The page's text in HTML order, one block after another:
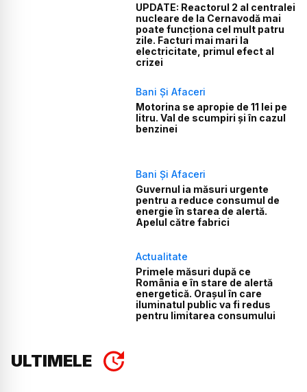
UPDATE: Reactorul 2 al centralei
nucleare de la Cernavodă mai
poate funcționa cel mult patru
zile. Facturi mai mari la
electricitate, primul efect al
crizei
Bani Și Afaceri
Motorina se apropie de 11 lei pe
litru. Val de scumpiri și în cazul
benzinei
Bani Și Afaceri
Guvernul ia măsuri urgente
pentru a reduce consumul de
energie în starea de alertă.
Apelul către fabrici
Actualitate
Primele măsuri după ce
România e în stare de alertă
energetică. Orașul în care
iluminatul public va fi redus
pentru limitarea consumului
ULTIMELE